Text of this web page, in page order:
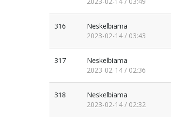
316
Neskelbiama
2023-02-14 / 03:43
317
Neskelbiama
2023-02-14 / 02:36
318
Neskelbiama
2023-02-14 / 02:32